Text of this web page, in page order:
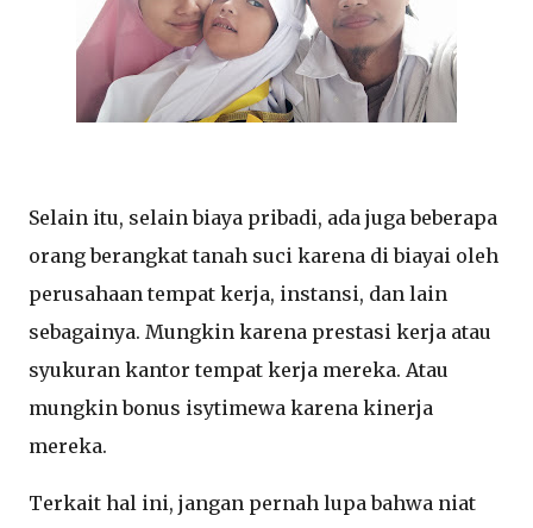
Selain itu, selain biaya pribadi, ada juga beberapa
orang berangkat tanah suci karena di biayai oleh
perusahaan tempat kerja, instansi, dan lain
sebagainya. Mungkin karena prestasi kerja atau
syukuran kantor tempat kerja mereka. Atau
mungkin bonus isytimewa karena kinerja
mereka.
Terkait hal ini, jangan pernah lupa bahwa niat